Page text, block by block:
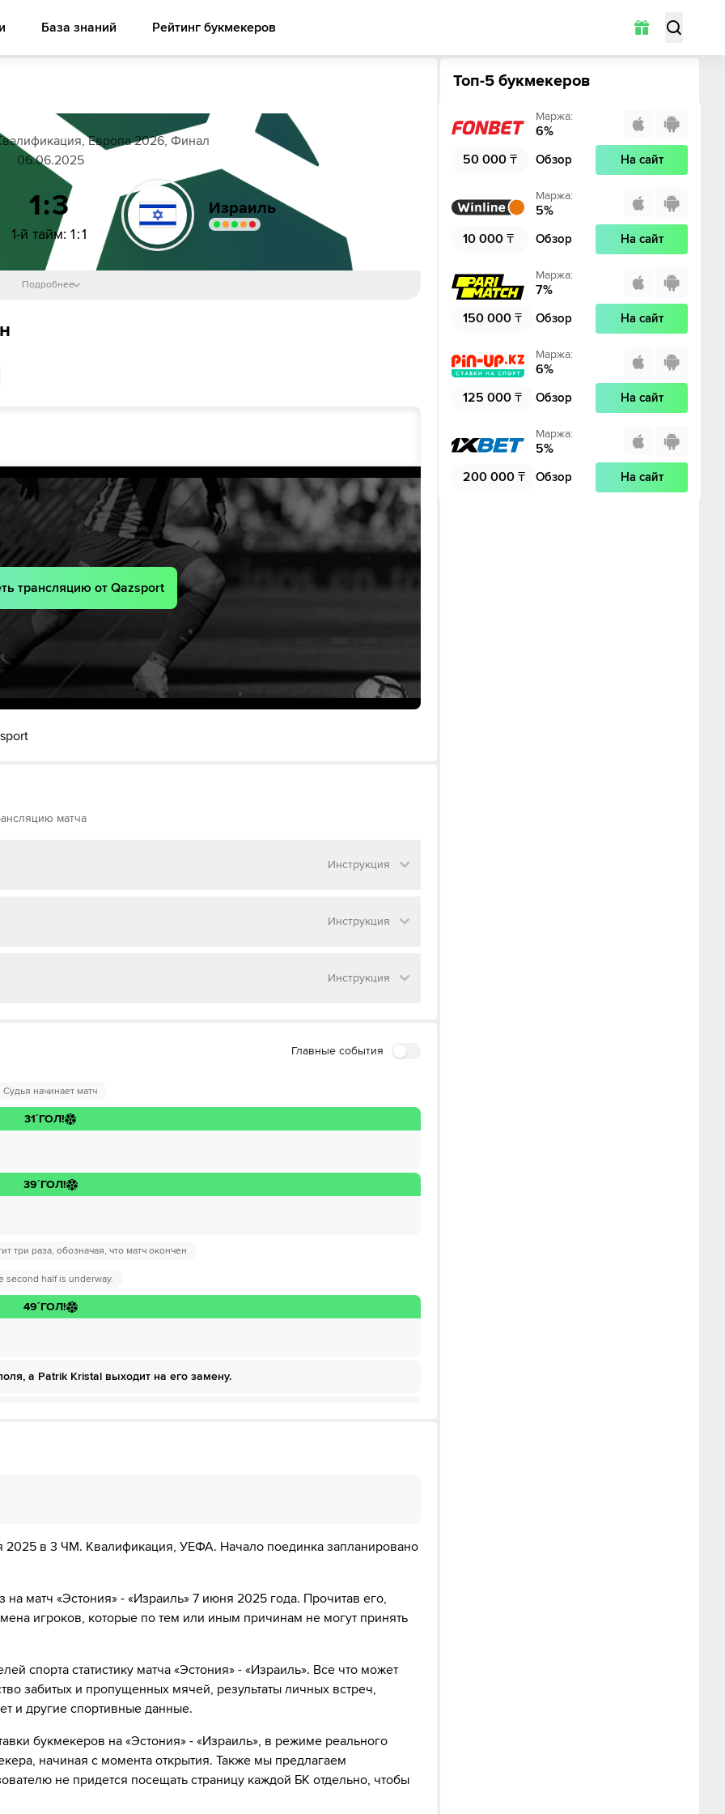
База знаний Рейтинг букмекеров
Европа 2026, Финал
06.06.2025
1:3
1-й тайм: 1:1
Израиль
31´
81´
81´
Мохаммад Абу-Фани
90´
Лиэль Абада
Манор Соломон
Yarin Levi
Мохаммад Абу-Фани
Подробнее
трансляцию от Qazsport
матча
Инструкция
Инструкция
НТВ ПЛЮС»
качестве в течение 7-и дней всего за 1₽
отвязать карту для последующего списания в течение 7 дней.
Инструкция
ТВ»
качестве в течение 7-и дней всего за 1₽
отвязать карту для последующего списания в течение 7 дней.
Главные события
Судья начинает матч
31´ГОЛ!
39´ГОЛ!
три раза, обозначая, что матч окончен
second half is underway.
49´ГОЛ!
а Patrik Kristal выходит на его замену.
вместо него
а Robi Saarma выходит на его замену.
него
а Михкель Айнсалу выходит на его замену.
90´ГОЛ!
вместо него
поля, а Yarin Levi выходит на его замену.
2025 в 3 ЧМ. Квалификация, УЕФА. Начало поединка запланировано
матч «Эстония» - «Израиль» 7 июня 2025 года. Прочитав его,
игроков, которые по тем или иным причинам не могут принять
спорта статистику матча «Эстония» - «Израиль». Все что может
забитых и пропущенных мячей, результаты личных встреч,
и другие спортивные данные.
букмекеров на «Эстония» - «Израиль», в режиме реального
начиная с момента открытия. Также мы предлагаем
не придется посещать страницу каждой БК отдельно, чтобы
Топ-5 букмекеров
50 000 ₸
Маржа:
6%
Обзор На сайт
10 000 ₸
Маржа:
5%
Обзор На сайт
150 000 ₸
Маржа:
7%
Обзор На сайт
125 000 ₸
Маржа:
6%
Обзор На сайт
200 000 ₸
Маржа:
5%
Обзор На сайт